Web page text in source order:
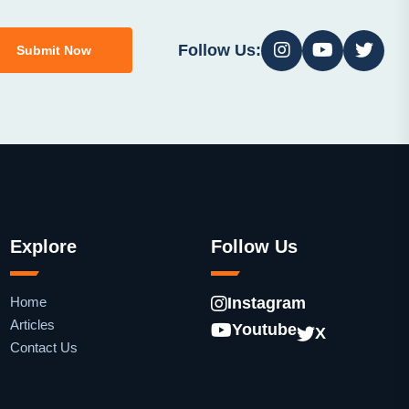
Submit Now Follow Us:
Explore
Home
Articles
Contact Us
Follow Us
Instagram
Youtube
X